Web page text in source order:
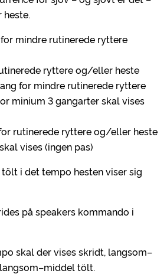
mindre rutinerede ryttere
ryttere og/eller heste
for mindre rutinerede ryttere
minium 3 gangarter skal vises
rutinerede ryttere og/eller heste
vises (ingen pas)
i det tempo hesten viser sig
på speakers kommando i
skal der vises skridt, langsom–
tölt.